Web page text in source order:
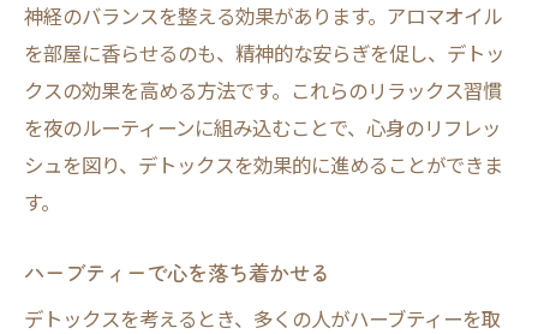
神経のバランスを整える効果があります。アロマオイル
を部屋に香らせるのも、精神的な安らぎを促し、デトッ
クスの効果を高める方法です。これらのリラックス習慣
を夜のルーティーンに組み込むことで、心身のリフレッ
シュを図り、デトックスを効果的に進めることができま
す。
ハーブティーで心を落ち着かせる
デトックスを考えるとき、多くの人がハーブティーを取